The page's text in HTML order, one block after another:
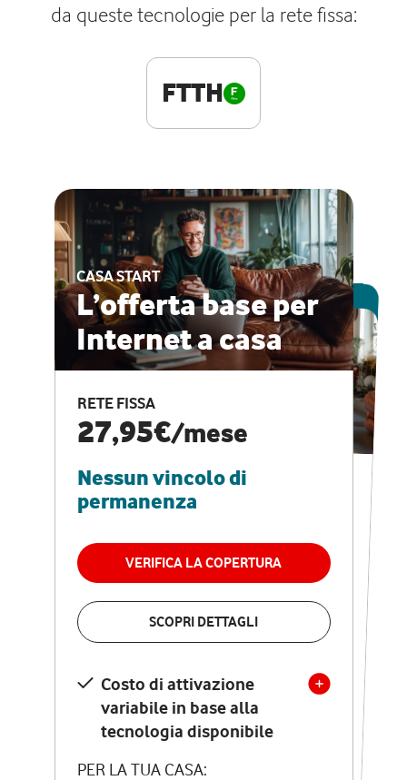
da queste tecnologie per la rete fissa:
FTTH
CASA START
L’offerta base per
Internet a casa
RETE FISSA
27,95€/mese
Nessun vincolo di
permanenza
VERIFICA LA COPERTURA
SCOPRI DETTAGLI
Costo di attivazione
variabile in base alla
tecnologia disponibile
PER LA TUA CASA:
ESCLUSIVA ONLINE
CASA PRO
Internet veloce e
vantaggi speciali
RETE FISSA + VODAFONE CLUB
29,95€
permanenza
VERIFICA LA COPERTURA
Costo di attivazione
variabile in base alla
tecnologia disponibile
PER LA TUA CASA: